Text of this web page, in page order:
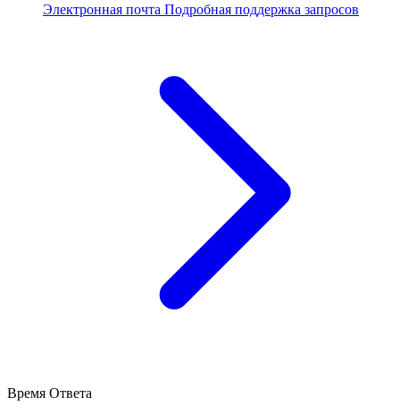
Электронная почта Подробная поддержка запросов
Время Ответа